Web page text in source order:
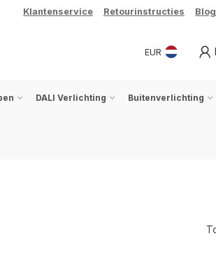
Klantenservice Retourinstructies
EUR
DALI Verlichting Buitenverlichting